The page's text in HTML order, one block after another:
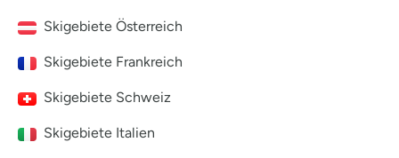
Skigebiete Österreich
Skigebiete Frankreich
Skigebiete Schweiz
Skigebiete Italien